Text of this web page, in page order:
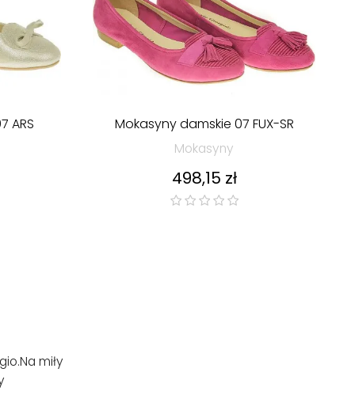
ARS Mokasyny damskie 07 FUX-SR
Mokasyny
Cena
498,15 zł
Na miły